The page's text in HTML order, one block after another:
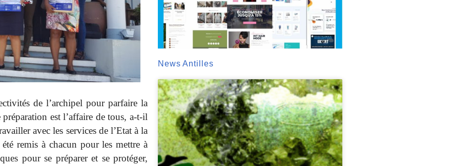
de l’archipel pour parfaire la
est l’affaire de tous, a-t-il
avec les services de l’Etat à la
remis à chacun pour les mettre à
pour se préparer et se protéger,
News Antilles